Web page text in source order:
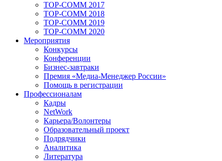
TOP-COMM 2017
TOP-COMM 2018
TOP-COMM 2019
TOP-COMM 2020
Мероприятия
Конкурсы
Конференции
Бизнес-завтраки
Премия «Медиа-Менеджер России»
Помощь в регистрации
Профессионалам
Кадры
NetWork
Карьера/Волонтеры
Образовательный проект
Подрядчики
Аналитика
Литература